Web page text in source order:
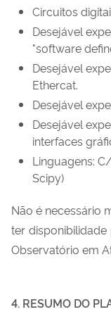
Circuitos
Desejável
"software
Desejável
Ethercat.
Desejável
Desejável
interfaces
Linguagens:
Scipy)
Não é necessário
ter
Observatório em
4. RESUMO DO